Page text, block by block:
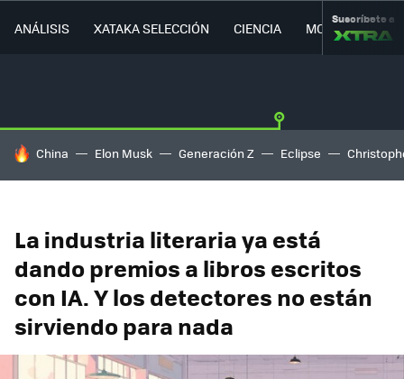
ANÁLISIS XATAKA SELECCIÓN CIENCIA MOVILIDAD
Suscríbete a
HOY SE HABLA DE
China Elon Musk Generación Z Eclipse
La industria literaria ya está
dando premios a libros escritos
con IA. Y los detectores no están
sirviendo para nada